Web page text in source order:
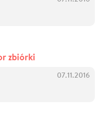
zbiórki
07.11.2016